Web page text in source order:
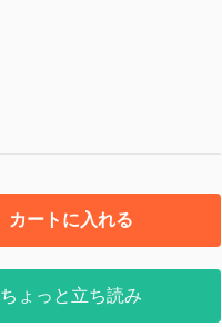
カートに入れる
ちょっと立ち読み